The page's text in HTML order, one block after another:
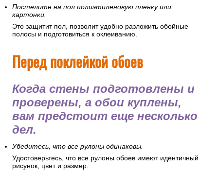
Постелите на пол полиэтиленовую пленку или
картонки.
Это защитит пол, позволит удобно разложить обойные
полосы и подготовиться к оклеиванию.
Перед поклейкой обоев
Когда стены подготовлены и
проверены, а обои куплены,
вам предстоит еще несколько
дел.
Убедитесь, что все рулоны одинаковы.
Удостоверьтесь, что все рулоны обоев имеют идентичный
рисунок, цвет и размер.